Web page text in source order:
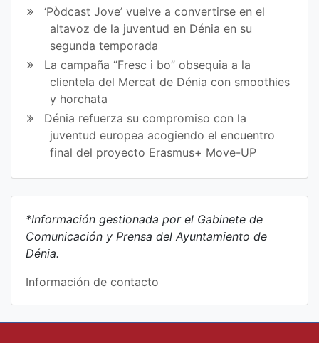
‘Pòdcast Jove’ vuelve a convertirse en el
altavoz de la juventud en Dénia en su
segunda temporada
La campaña “Fresc i bo” obsequia a la
clientela del Mercat de Dénia con smoothies
y horchata
Dénia refuerza su compromiso con la
juventud europea acogiendo el encuentro
final del proyecto Erasmus+ Move-UP
*Información gestionada por el Gabinete de
Comunicación y Prensa del Ayuntamiento de
Dénia.
Información de contacto